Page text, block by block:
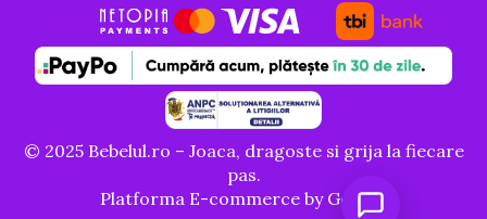
© 2025 Bebelul.ro – Joaca, dragoste si grija la fiecare
pas.
Platforma E-commerce by Gomag